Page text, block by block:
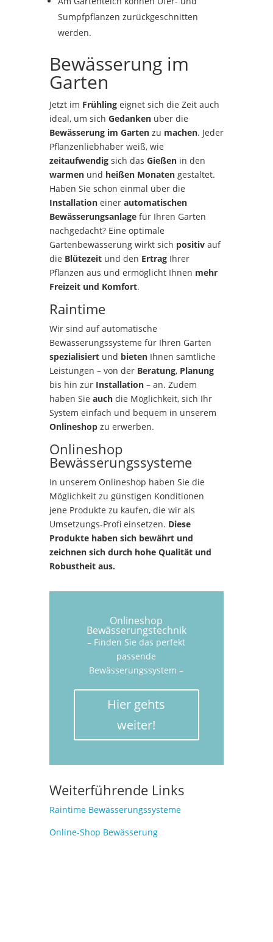
Sumpfpflanzen zurückgeschnitten
werden.
Bewässerung im
Garten
Jetzt im Frühlingeignet sich die Zeit auch
ideal, um sich Gedankenüber die
Bewässerung im Gartenzu machen. Jeder
Pflanzenliebhaber weiß, wie
zeitaufwendigsich das Gießenin den
warmenund heißen Monatengestaltet.
Haben Sie schon einmal über die
Installationeiner automatischen
Bewässerungsanlagefür Ihren Garten
nachgedacht? Eine optimale
Gartenbewässerung wirkt sich positivauf
die Blütezeitund den ErtragIhrer
Pflanzen aus und ermöglicht Ihnen mehr
Freizeit und Komfort.
Raintime
Wir sind auf automatische
Bewässerungssysteme für Ihren Garten
spezialisiertund bietenIhnen sämtliche
Leistungen – von derBeratung, Planung
bis hin zur Installation– an. Zudem
haben Sie auchdie Möglichkeit, sich Ihr
System einfach und bequem in unserem
Onlineshopzu erwerben.
Onlineshop
Bewässerungssysteme
In unserem Onlineshop haben Sie die
Möglichkeit zu günstigen Konditionen
jene Produkte zu kaufen, die wir als
Umsetzungs-Profi einsetzen. Diese
Produkte haben sich bewährt und
zeichnen sich durch hohe Qualität und
Robustheit aus.
Onlineshop
Bewässerungstechnik
– Finden Sie das perfekt
passende
Bewässerungssystem –
Hier gehts
weiter!
Weiterführende Links
Raintime Bewässerungssysteme
Online-Shop Bewässerung